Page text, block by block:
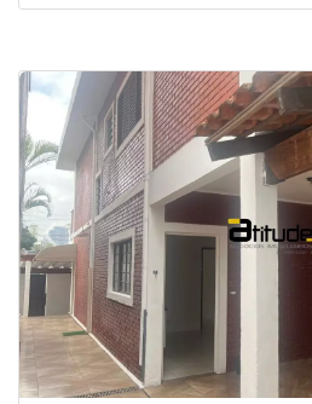
arrow_back_iosPrevious